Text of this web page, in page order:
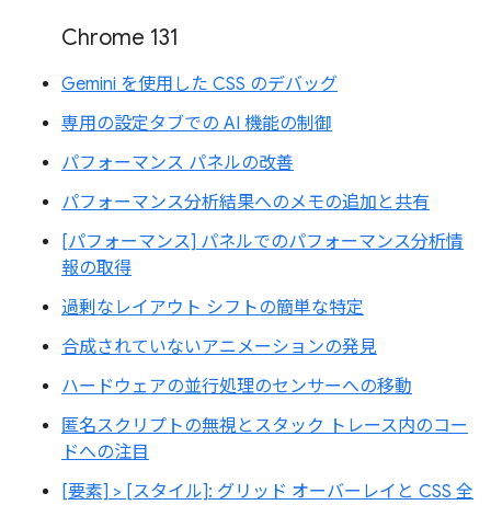
Chrome 131
Gemini を使用した CSS のデバッグ
専用の設定タブでの AI 機能の制御
パフォーマンス パネルの改善
パフォーマンス分析結果へのメモの追加と共有
[パフォーマンス] パネルでのパフォーマンス分析情
報の取得
過剰なレイアウト シフトの簡単な特定
合成されていないアニメーションの発見
ハードウェアの並行処理のセンサーへの移動
匿名スクリプトの無視とスタック トレース内のコー
ドへの注目
[要素] > [スタイル]: グリッド オーバーレイと CSS 全